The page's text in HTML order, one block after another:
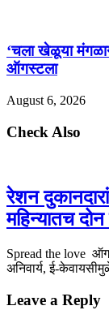
‘चला खेळूया
ऑगस्टला
August 6, 2026
Check Also
रेशन
महिन्यातच
Spread the love
अनिवार्य, ई-
Leave a Reply